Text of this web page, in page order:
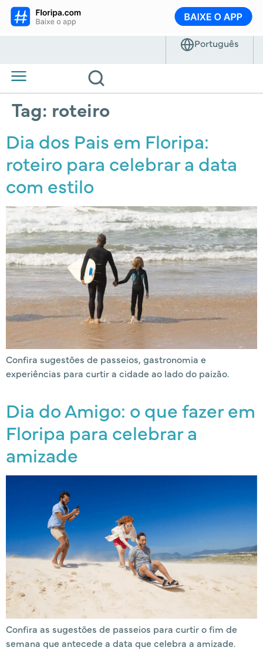
Tag: roteiro
Dia dos Pais em Floripa:
roteiro para celebrar a data
com estilo
Confira sugestões de passeios, gastronomia e
experiências para curtir a cidade ao lado do paizão.
Dia do Amigo: o que fazer em
Floripa para celebrar a
amizade
Confira as sugestões de passeios para curtir o fim de
semana que antecede a data que celebra a amizade.